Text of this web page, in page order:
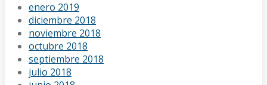
enero 2019
diciembre 2018
noviembre 2018
octubre 2018
septiembre 2018
julio 2018